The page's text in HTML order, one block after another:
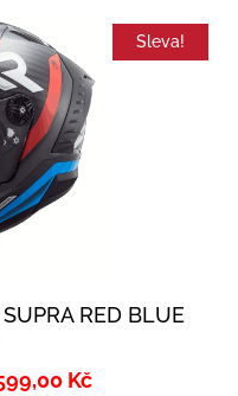
Sleva!
RED BLUE
Kč